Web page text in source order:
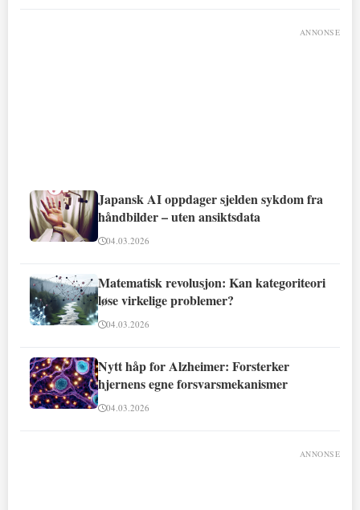
ANNONSE
Japansk AI oppdager sjelden sykdom fra
håndbilder – uten ansiktsdata
04.03.2026
Matematisk revolusjon: Kan kategoriteori
løse virkelige problemer?
04.03.2026
Nytt håp for Alzheimer: Forsterker
hjernens egne forsvarsmekanismer
04.03.2026
ANNONSE